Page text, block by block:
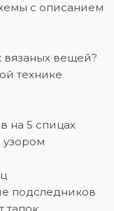
с описанием
вязаных вещей?
технике
на 5 спицах
узором
подследников